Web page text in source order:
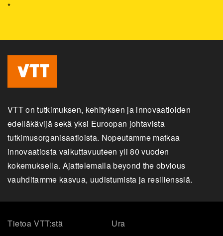
*
VTT on tutkimuksen, kehityksen ja innovaatioiden
edelläkävijä sekä yksi Euroopan johtavista
tutkimusorganisaatioista. Nopeutamme matkaa
innovaatiosta vaikuttavuuteen yli 80 vuoden
kokemuksella. Ajattelemalla beyond the obvious
vauhditamme kasvua, uudistumista ja resilienssiä.
Tietoa VTT:stä Ura